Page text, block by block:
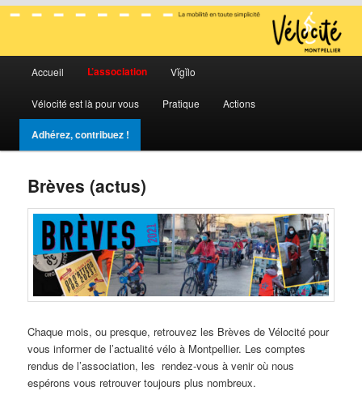
Vélocité Grand Montpellier
La mobilité en toute simplicité
Aller
au
contenu
principal
Aller
au
contenu
secondaire
Accueil L’association Vĭgĭlo
Vélocité est là pour vous Pratique Actions
Adhérez, contribuez !
Brèves (actus)
Chaque mois, ou presque, retrouvez les Brèves de Vélocité pour
vous informer de l’actualité vélo à Montpellier. Les comptes
rendus de l’association, les rendez-vous à venir où nous
espérons vous retrouver toujours plus nombreux.